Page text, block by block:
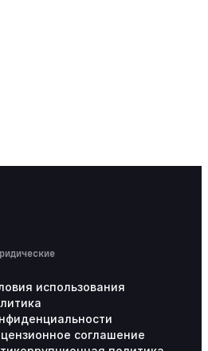
использования
соглашение